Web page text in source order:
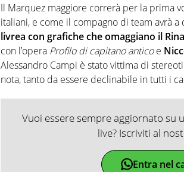
Il Marquez maggiore correrà per la prima
italiani, e come il compagno di team avrà a
livrea con grafiche che omaggiano il
con l’opera Profilo di capitano anticoe
Alessandro Campi è stato vittima di
nota, tanto da essere declinabile in tutti i
Vuoi essere sempre aggiornato su
live? Iscriviti al
Entra nel